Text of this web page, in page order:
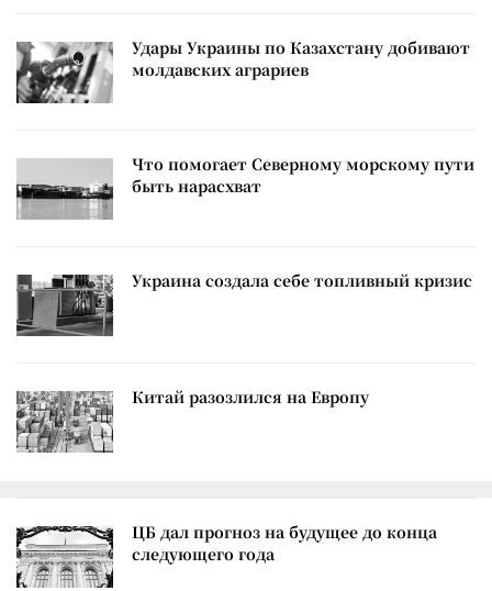
Удары Украины по Казахстану добивают
молдавских аграриев
Что помогает Северному морскому пути
быть нарасхват
Украина создала себе топливный кризис
Китай разозлился на Европу
ЦБ дал прогноз на будущее до конца
следующего года